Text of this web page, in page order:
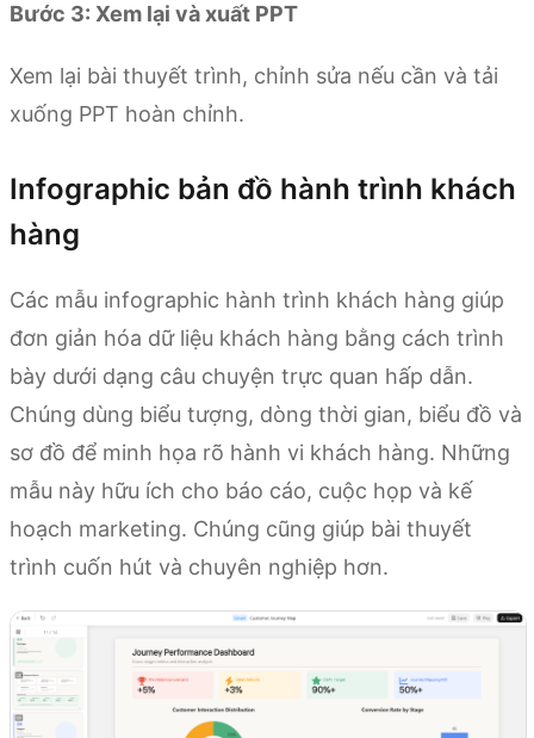
Bước 3: Xem lại và xuất PPT
Xem lại bài thuyết trình, chỉnh sửa nếu cần và tải
xuống PPT hoàn chỉnh.
Infographic bản đồ hành trình khách
hàng
Các mẫu infographic hành trình khách hàng giúp
đơn giản hóa dữ liệu khách hàng bằng cách trình
bày dưới dạng câu chuyện trực quan hấp dẫn.
Chúng dùng biểu tượng, dòng thời gian, biểu đồ và
sơ đồ để minh họa rõ hành vi khách hàng. Những
mẫu này hữu ích cho báo cáo, cuộc họp và kế
hoạch marketing. Chúng cũng giúp bài thuyết
trình cuốn hút và chuyên nghiệp hơn.